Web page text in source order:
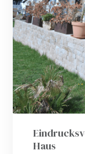
Haus
mit